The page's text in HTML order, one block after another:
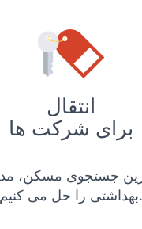
انتقال
برای شرکت ها
جستجوی مسکن،
بهداشتی را حل می کنیم.